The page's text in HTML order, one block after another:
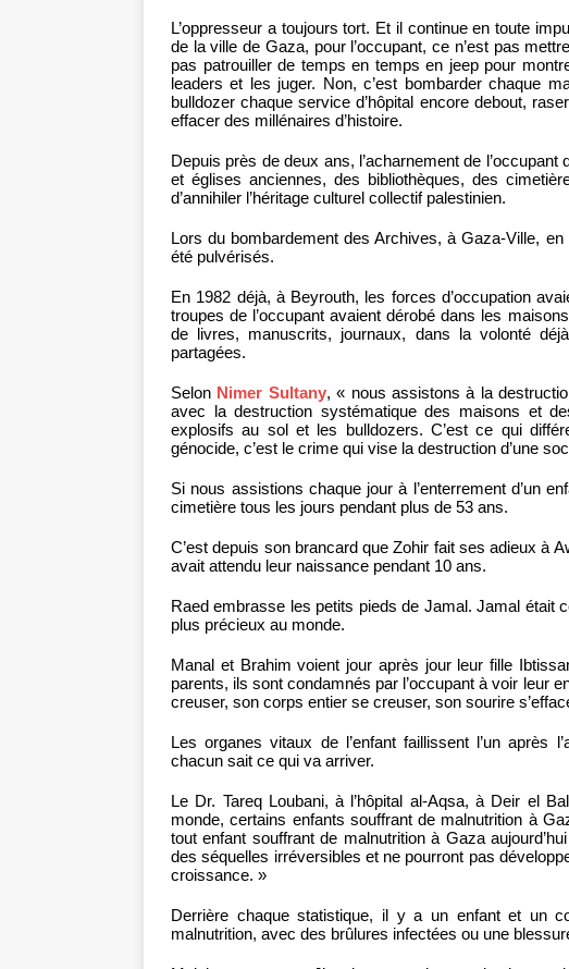
L’oppresseur a toujours tort. Et il continue en toute
de la ville de Gaza, pour l’occupant, ce n’est pas
pas patrouiller de temps en temps en jeep pour
leaders et les juger. Non, c’est bombarder chaque
bulldozer chaque service d’hôpital encore debout,
effacer des millénaires d’histoire.
Depuis près de deux ans, l’acharnement de
et églises anciennes, des bibliothèques, des
d’annihiler l’héritage culturel collectif palestinien.
Lors du bombardement des Archives, à Gaza-Ville,
été pulvérisés.
En 1982 déjà, à Beyrouth, les forces d’occupation
troupes de l’occupant avaient dérobé dans les
de livres, manuscrits, journaux, dans la volonté
partagées.
Selon Nimer Sultany, « nous assistons à la
avec la destruction systématique des maisons et
explosifs au sol et les bulldozers. C’est ce qui
génocide, c’est le crime qui vise la destruction d’une
Si nous assistions chaque jour à l’enterrement d’un
cimetière tous les jours pendant plus de 53 ans.
C’est depuis son brancard que Zohir fait ses adieux à
avait attendu leur naissance pendant 10 ans.
Raed embrasse les petits pieds de Jamal. Jamal était
plus précieux au monde.
Manal et Brahim voient jour après jour leur fille
parents, ils sont condamnés par l’occupant à voir leur
creuser, son corps entier se creuser, son sourire
Les organes vitaux de l’enfant faillissent l’un après
chacun sait ce qui va arriver.
Le Dr. Tareq Loubani, à l’hôpital al-Aqsa, à Deir el
monde, certains enfants souffrant de malnutrition à
tout enfant souffrant de malnutrition à Gaza
des séquelles irréversibles et ne pourront pas
croissance. »
Derrière chaque statistique, il y a un enfant et un
malnutrition, avec des brûlures infectées ou une